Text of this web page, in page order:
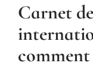
Carnet
comment